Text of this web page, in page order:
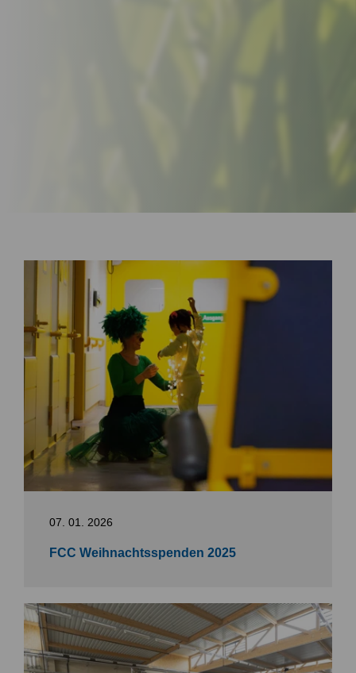
07. 01. 2026
FCC Weihnachtsspenden 2025